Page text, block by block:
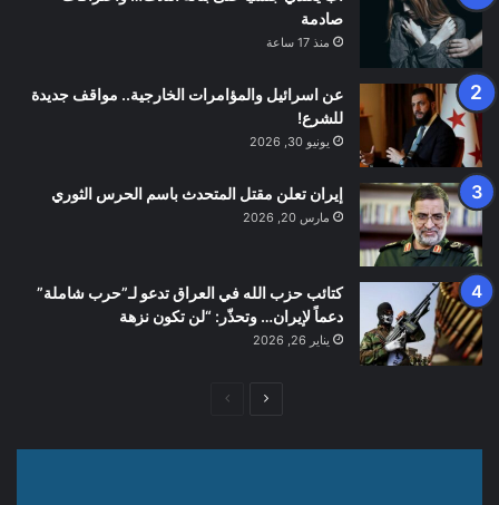
صادمة
منذ 17 ساعة
عن اسرائيل والمؤامرات الخارجية.. مواقف جديدة
للشرع!
يونيو 30, 2026
إيران تعلن مقتل المتحدث باسم الحرس الثوري
مارس 20, 2026
كتائب حزب الله في العراق تدعو لـ”حرب شاملة”
دعماً لإيران… وتحذّر: “لن تكون نزهة
يناير 26, 2026
الصفحة